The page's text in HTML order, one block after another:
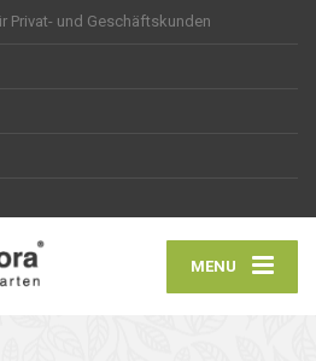
Privat- und Geschäftskunden
MENU